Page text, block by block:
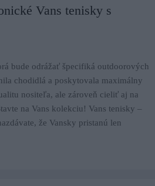
Vans tenisky s
bude odrážať špecifiká outdoorových
chodidlá a poskytovala maximálny
nositeľa, ale zároveň cieliť aj na
na Vans kolekciu! Vans tenisky –
že Vansky pristanú len